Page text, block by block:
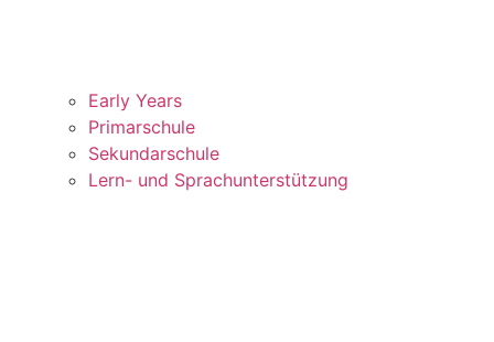
Early Years
Primarschule
Sekundarschule
Lern- und Sprachunterstützung